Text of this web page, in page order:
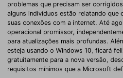
problemas que precisam ser
alguns indivíduos estão relatando que
suas conexões com a internet. Até
operacional promissor,
para atualizações mais profundas.
esteja usando o Windows 10, ficará
gratuitamente para a nova versão,
requisitos mínimos que a Microsoft